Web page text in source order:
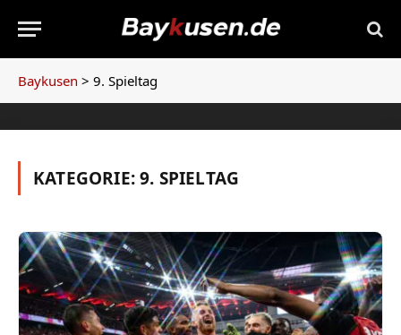
Baykusen > 9. Spieltag
KATEGORIE:9. SPIELTAG